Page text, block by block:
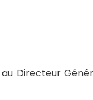
Directeur